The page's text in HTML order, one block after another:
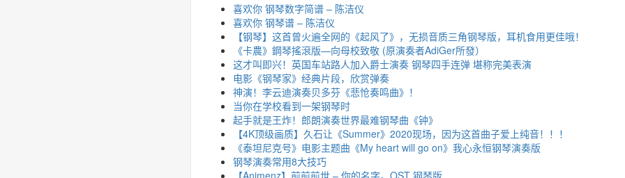
喜欢你 钢琴数字简谱 – 陈洁仪
喜欢你 钢琴谱 – 陈洁仪
【钢琴】这首曾火遍全网的《起风了》，无损音质三角钢琴版，耳机食用更佳哦！
《卡農》鋼琴搖滾版—向母校致敬 (原演奏者AdiGer所發）
这才叫即兴！英国车站路人加入爵士演奏 钢琴四手连弹 堪称完美表演
电影《钢琴家》经典片段，欣赏弹奏
神演！李云迪演奏贝多芬《悲怆奏鸣曲》！
当你在学校看到一架钢琴时
起手就是王炸！郎朗演奏世界最难钢琴曲《钟》
【4K顶级画质】久石让《Summer》2020现场，因为这首曲子爱上纯音！！！
《泰坦尼克号》电影主题曲《My heart will go on》我心永恒钢琴演奏版
钢琴演奏常用8大技巧
【Animenz】前前前世 – 你的名字。OST 钢琴版